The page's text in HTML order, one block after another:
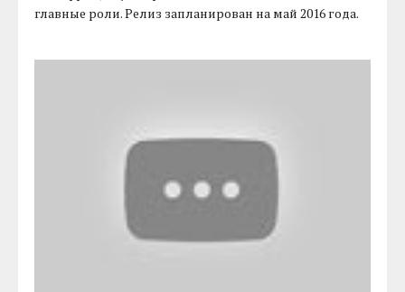
главные роли. Релиз запланирован на май 2016 года.